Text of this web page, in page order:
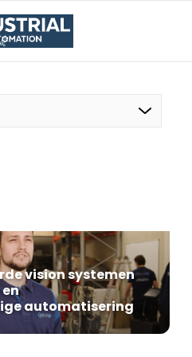
vision systemen
automatisering